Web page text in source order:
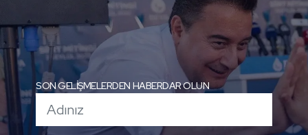
SON GELİŞMELERDEN HABERDAR OLUN